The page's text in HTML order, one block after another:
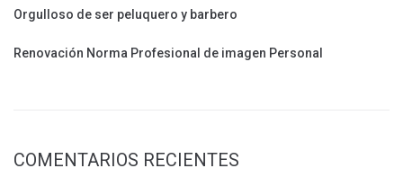
Orgulloso de ser peluquero y barbero
Renovación Norma Profesional de imagen Personal
COMENTARIOS RECIENTES